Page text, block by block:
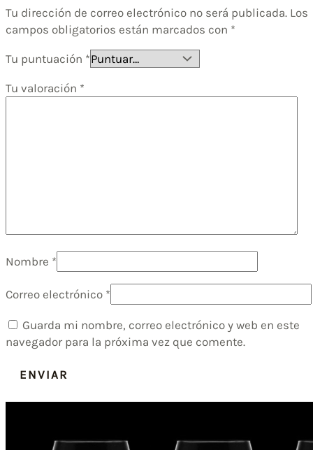
Tu dirección de correo electrónico no será publicada. Los
campos obligatorios están marcados con *
Tu puntuación *
Tu valoración *
Nombre *
Correo electrónico *
Guarda mi nombre, correo electrónico y web en este
navegador para la próxima vez que comente.